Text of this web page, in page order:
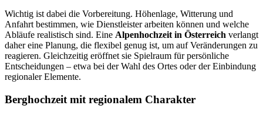
Wichtig ist dabei die Vorbereitung. Höhenlage, Witterung und
Anfahrt bestimmen, wie Dienstleister arbeiten können und welche
Abläufe realistisch sind. Eine Alpenhochzeit in Österreich verlangt
daher eine Planung, die flexibel genug ist, um auf Veränderungen zu
reagieren. Gleichzeitig eröffnet sie Spielraum für persönliche
Entscheidungen – etwa bei der Wahl des Ortes oder der Einbindung
regionaler Elemente.
Berghochzeit mit regionalem Charakter